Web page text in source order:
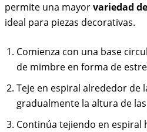
permite una mayorvariedad
ideal para piezas decorativas.
Comienza con una base
de mimbre en forma de
Teje en espiral alrededor de
gradualmente la altura de
Continúa tejiendo en espiral